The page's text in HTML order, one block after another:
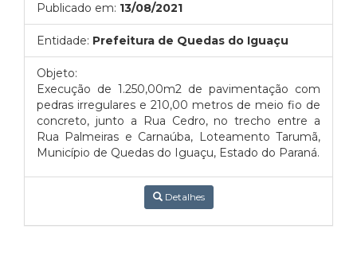
Publicado em: 13/08/2021
Entidade: Prefeitura de Quedas do Iguaçu
Objeto:
Execução de 1.250,00m2 de pavimentação com
pedras irregulares e 210,00 metros de meio fio de
concreto, junto a Rua Cedro, no trecho entre a
Rua Palmeiras e Carnaúba, Loteamento Tarumã,
Município de Quedas do Iguaçu, Estado do Paraná.
Detalhes